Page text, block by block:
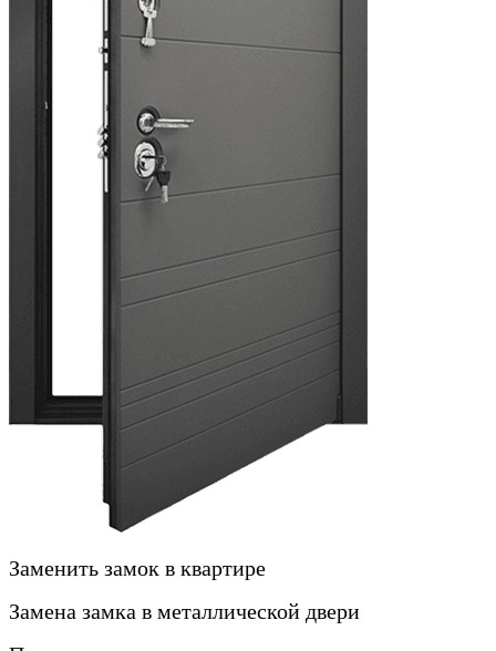
Заменить замок в квартире
Замена замка в металлической двери